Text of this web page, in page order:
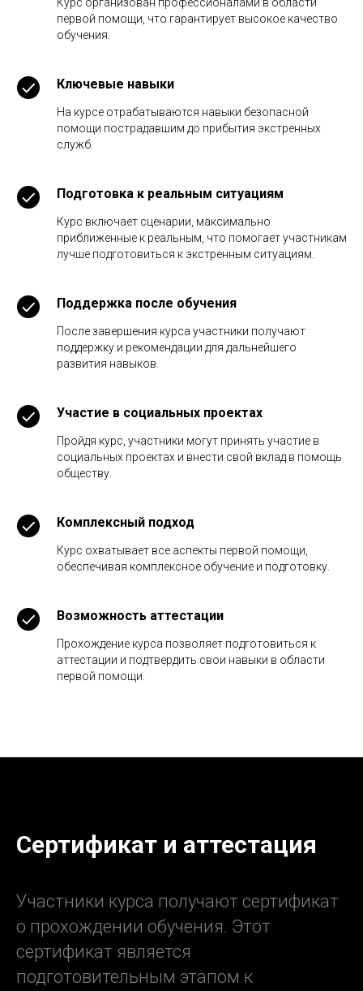
первой помощи, что гарантирует высокое качество
обучения.
Ключевые навыки
На курсе отрабатываются навыки безопасной
помощи пострадавшим до прибытия экстренных
служб.
Подготовка к реальным ситуациям
Курс включает сценарии, максимально
приближенные к реальным, что помогает участникам
лучше подготовиться к экстренным ситуациям.
Поддержка после обучения
После завершения курса участники получают
поддержку и рекомендации для дальнейшего
развития навыков.
Участие в социальных проектах
Пройдя курс, участники могут принять участие в
социальных проектах и внести свой вклад в помощь
обществу.
Комплексный подход
Курс охватывает все аспекты первой помощи,
обеспечивая комплексное обучение и подготовку.
Возможность аттестации
Прохождение курса позволяет подготовиться к
аттестации и подтвердить свои навыки в области
первой помощи.
Сертификат и аттестация
Участники курса получают сертификат
о прохождении обучения. Этот
сертификат является
подготовительным этапом к